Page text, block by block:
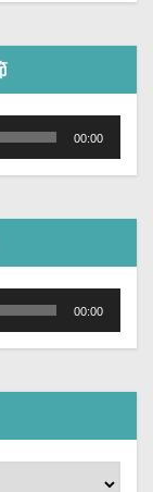
00:00
00:00